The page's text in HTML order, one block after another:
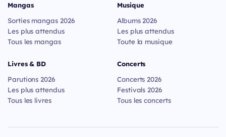
Mangas
Sorties mangas 2026
Les plus attendus
Tous les mangas
Livres & BD
Parutions 2026
Les plus attendus
Tous les livres
Musique
Albums 2026
Les plus attendus
Toute la musique
Concerts
Concerts 2026
Festivals 2026
Tous les concerts